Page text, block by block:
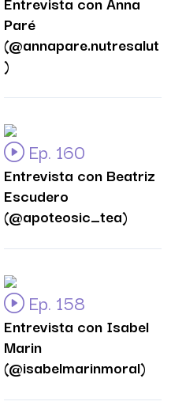
Paré
(@annapare.nutresalut
)
Ep. 160
Entrevista con Beatriz
Escudero
(@apoteosic_tea)
Ep. 158
Entrevista con Isabel
Marin
(@isabelmarinmoral)